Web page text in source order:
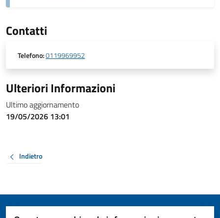
Contatti
Telefono:0119969952
Ulteriori Informazioni
Ultimo aggiornamento
19/05/2026 13:01
Indietro